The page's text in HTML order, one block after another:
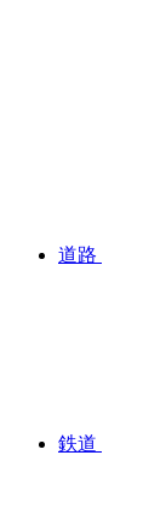
道路
鉄道